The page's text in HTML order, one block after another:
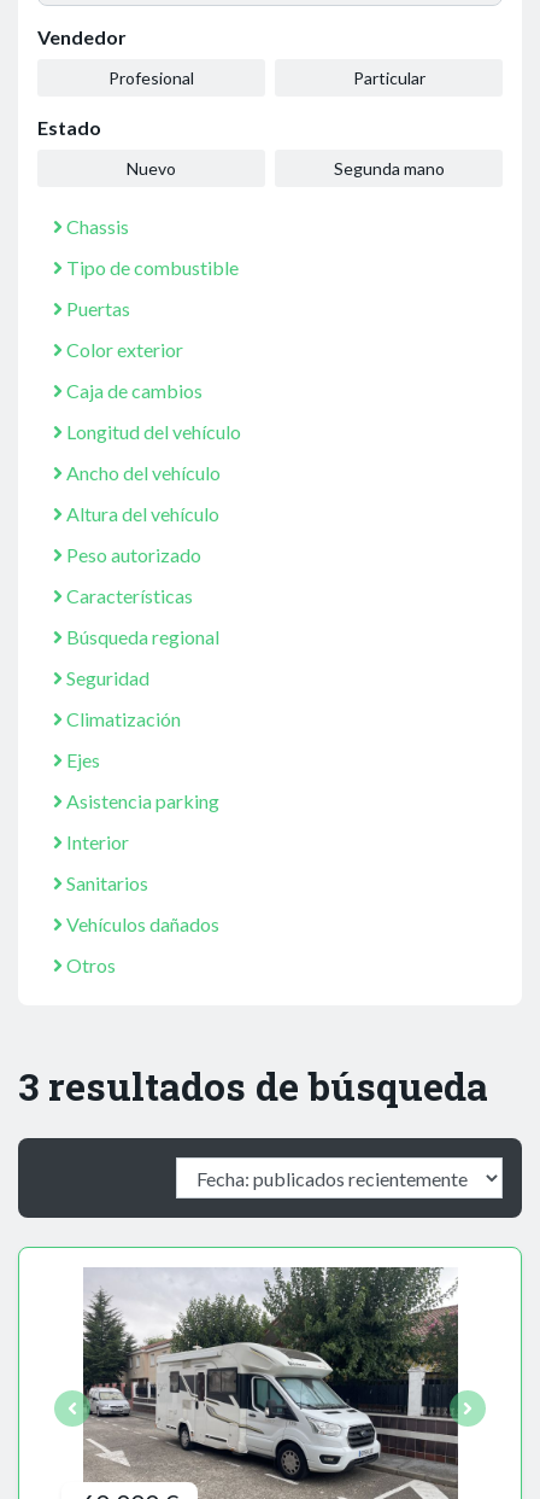
Vendedor
Profesional Particular
Estado
Nuevo Segunda mano
Chassis
Tipo de combustible
Puertas
Color exterior
Caja de cambios
Longitud del vehículo
Ancho del vehículo
Altura del vehículo
Peso autorizado
Características
Búsqueda regional
Seguridad
Climatización
Ejes
Asistencia parking
Interior
Sanitarios
Vehículos dañados
Otros
3 resultados de búsqueda